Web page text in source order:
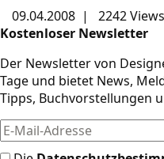
09.04.2008 |
2242 Views
Kostenloser Newsletter
Der Newsletter von
Tage und bietet News,
Tipps, Buchvorstellungen